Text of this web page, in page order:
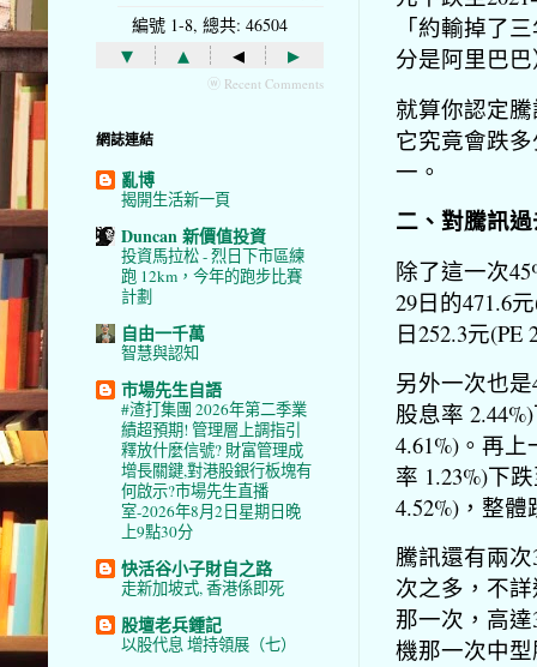
「約輸掉了
分是阿里巴
就算你認定
它究竟會跌
一。
二、對騰訊
除了這一次
29日的471.6
日252.3元
另外一次也是
股息率
4.61%)。再上
率 1.23%)下
4.52%)，整體
騰訊還有兩
次之多，不
那一次，高
機那一次中型
編號 1-8, 總共: 46504
▾ ▴ ◂ ▸
ⓦ Recent Comments
網誌連結
亂博
揭開生活新一頁
Duncan 新價值投資
投資馬拉松 - 烈日下市區練
跑 12km，今年的跑步比賽
計劃
自由一千萬
智慧與認知
市場先生自語
#渣打集團 2026年第二季業
績超預期! 管理層上調指引
釋放什麼信號? 財富管理成
增長關鍵,對港股銀行板塊有
何啟示?市場先生直播
室-2026年8月2日星期日晚
上9點30分
快活谷小子財自之路
走新加坡式, 香港係即死
股壇老兵鍾記
以股代息 增持領展（七）